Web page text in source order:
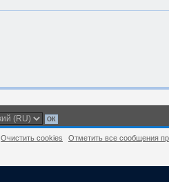
Очистить cookies Отметить все сообщения